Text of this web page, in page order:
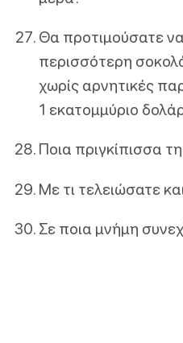
Θα προτιμούσατε
περισσότερη
χωρίς αρνητικές
1 εκατομμύριο
Ποια πριγκίπισσα
Με τι τελειώσατε
Σε ποια μνήμη